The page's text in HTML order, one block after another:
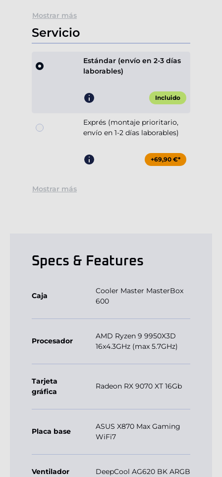
Mostrar más
Servicio
Estándar (envío en 2-3 días
laborables)
Incluido
Exprés (montaje prioritario,
envío en 1-2 días laborables)
+69,90 €*
Mostrar más
Specs & Features
Caja
Cooler Master MasterBox
600
Procesador
AMD Ryzen 9 9950X3D
16x4.3GHz (max 5.7GHz)
Tarjeta
gráfica
Radeon RX 9070 XT 16Gb
Placa base
ASUS X870 Max Gaming
WiFi7
Ventilador
DeepCool AG620 BK ARGB